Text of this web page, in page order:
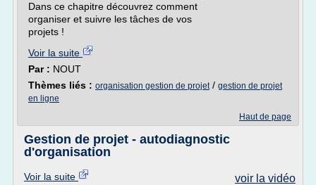
Dans ce chapitre découvrez comment
organiser et suivre les tâches de vos
projets !
Voir la suite
Par : NOUT
Thèmes liés : organisation gestion de projet/ gestion de projet
en ligne
Haut de page
Gestion de projet - autodiagnostic
d'organisation
voir la vidéo
Voir la suite